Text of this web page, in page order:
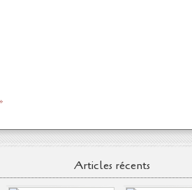
Articles récents